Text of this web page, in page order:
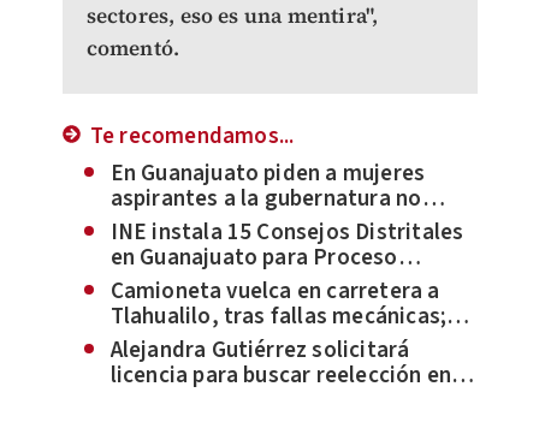
sectores, eso es una mentira",
comentó.
Te recomendamos...
En Guanajuato piden a mujeres
aspirantes a la gubernatura no
olvidar las causas de género
INE instala 15 Consejos Distritales
en Guanajuato para Proceso
Electoral Federal 2023-2024
Camioneta vuelca en carretera a
Tlahualilo, tras fallas mecánicas;
hay tres heridos
Alejandra Gutiérrez solicitará
licencia para buscar reelección en